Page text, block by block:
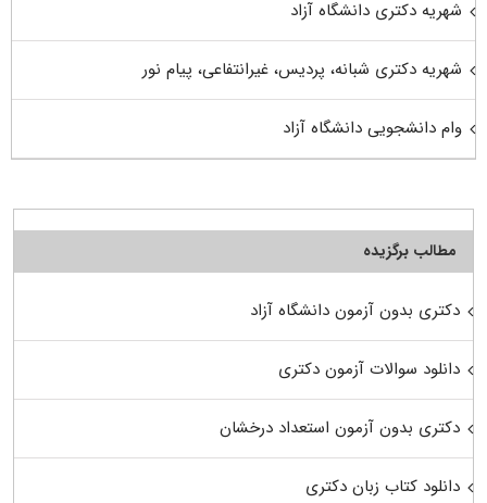
شهریه دکتری دانشگاه آزاد
شهریه دکتری شبانه، پردیس، غیرانتفاعی، پیام نور
وام دانشجویی دانشگاه آزاد
مطالب برگزیده
دکتری بدون آزمون دانشگاه آزاد
دانلود سوالات آزمون دکتری
دکتری بدون آزمون استعداد درخشان
دانلود کتاب زبان دکتری